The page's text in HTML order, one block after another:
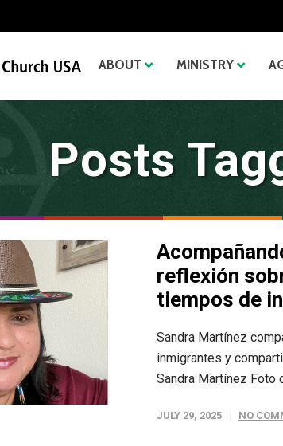
ABOUT MINISTRY
Posts
reflexión
tiempos de
Sandra Martínez
inmigrantes y
Sandra Martínez Foto
JULY 29, 2025 NO